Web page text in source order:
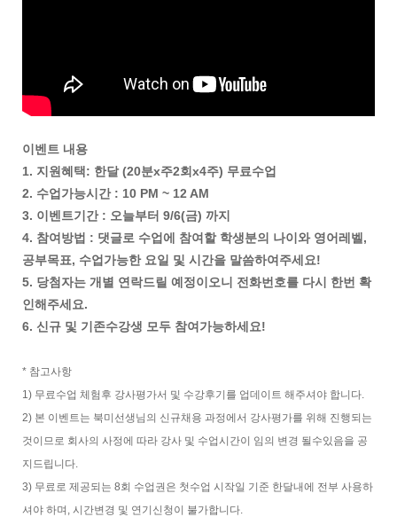
이벤트 내용
1. 지원혜택: 한달 (20분x주2회x4주) 무료수업
2. 수업가능시간 : 10 PM ~ 12 AM
3. 이벤트기간 : 오늘부터 9/6(금) 까지
4. 참여방법 : 댓글로 수업에 참여할 학생분의 나이와 영어레벨,
공부목표, 수업가능한 요일 및 시간을 말씀하여주세요!
5. 당첨자는 개별 연락드릴 예정이오니 전화번호를 다시 한번 확
인해주세요.
6. 신규 및 기존수강생 모두 참여가능하세요!
* 참고사항
1) 무료수업 체험후 강사평가서 및 수강후기를 업데이트 해주셔야 합니다.
2) 본 이벤트는 북미선생님의 신규채용 과정에서 강사평가를 위해 진행되는
것이므로 회사의 사정에 따라 강사 및 수업시간이 임의 변경 될수있음을 공
지드립니다.
3) 무료로 제공되는 8회 수업권은 첫수업 시작일 기준 한달내에 전부 사용하
셔야 하며, 시간변경 및 연기신청이 불가합니다.